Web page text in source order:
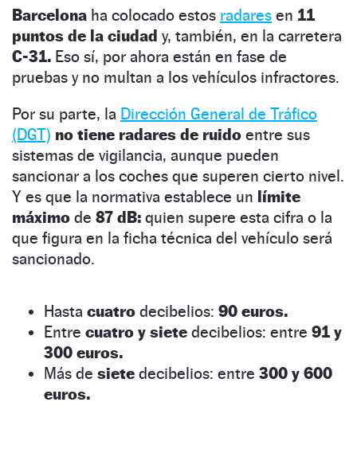
Barcelona ha colocado estos radares en 11
puntos de la ciudad y, también, en la carretera
C-31. Eso sí, por ahora están en fase de
pruebas y no multan a los vehículos infractores.
Por su parte, la Dirección General de Tráfico
(DGT) no tiene radares de ruido entre sus
sistemas de vigilancia, aunque pueden
sancionar a los coches que superen cierto nivel.
Y es que la normativa establece un límite
máximo de 87 dB: quien supere esta cifra o la
que figura en la ficha técnica del vehículo será
sancionado.
Hasta cuatro decibelios: 90 euros.
Entre cuatro y siete decibelios: entre 91 y
300 euros.
Más de siete decibelios: entre 300 y 600
euros.